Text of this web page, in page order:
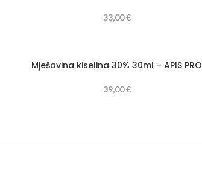
33,00€
Mješavina kiselina 30% 30ml – APIS PRO
39,00€